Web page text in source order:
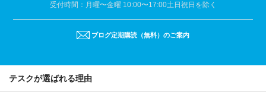
受付時間：月曜〜金曜 10:00〜17:00土日祝日を除く
ブログ定期購読（無料）のご案内
テスクが選ばれる理由